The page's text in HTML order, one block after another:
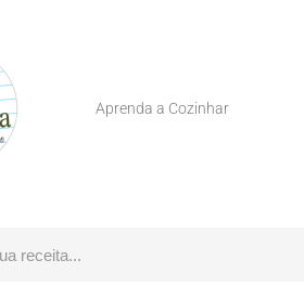
Aprenda a Cozinhar